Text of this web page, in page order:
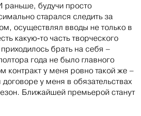
будучи просто
старался следить за
осуществлял вводы не только в
какую-то часть творческого
брать на себя –
года не было главного
контракт у меня ровно такой же –
у меня в обязательствах
Ближайшей премьерой станут